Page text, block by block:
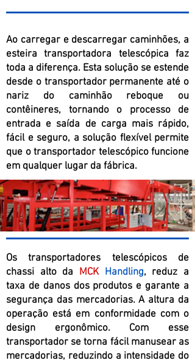
Ao carregar e descarregar caminhões, a
esteira transportadora telescópica faz
toda a diferença. Esta solução se estende
desde o transportador permanente até o
nariz do caminhão reboque ou
contêineres, tornando o processo de
entrada e saída de carga mais rápido,
fácil e seguro, a solução flexível permite
que o transportador telescópico funcione
em qualquer lugar da fábrica.
Os transportadores telescópicos de
chassi alto da MCK Handling, reduz a
taxa de danos dos produtos e garante a
segurança das mercadorias. A altura da
operação está em conformidade com o
design ergonômico. Com esse
transportador se torna fácil manusear as
mercadorias, reduzindo a intensidade do